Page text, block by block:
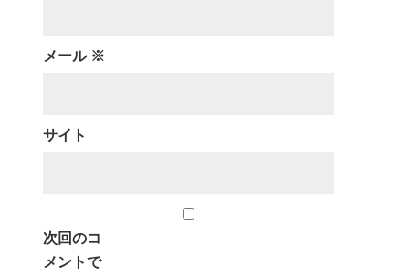
メール ※
サイト
次回のコ
メントで